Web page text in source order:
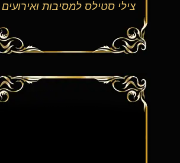
צילי סטילס למסיבות ואירועים